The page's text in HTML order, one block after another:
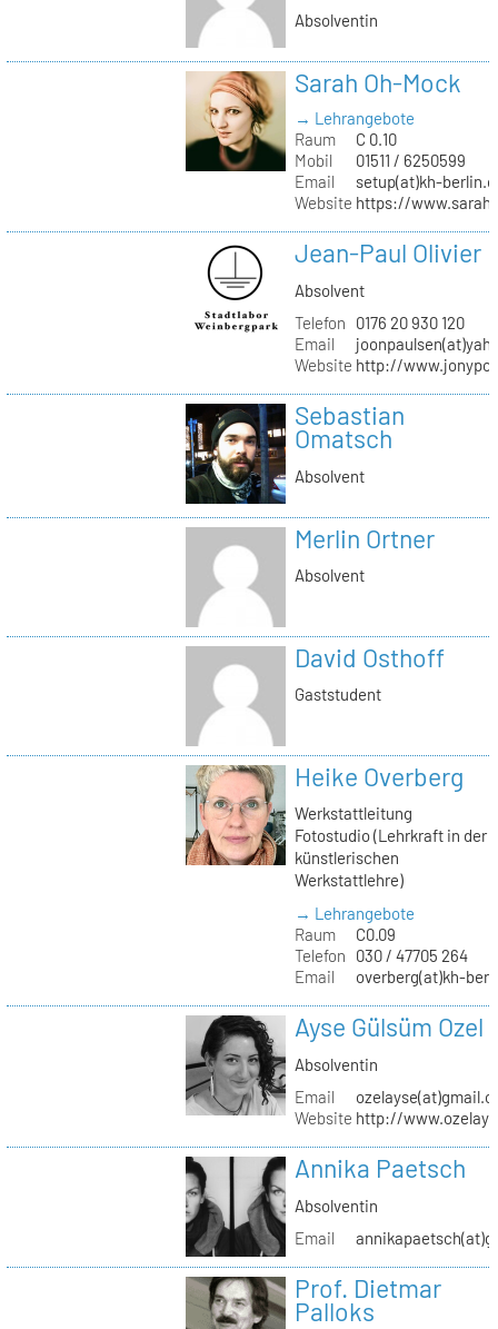
Absolventin
Sarah Oh-Mock
→ Lehrangebote
Raum
C 0.10
Mobil
01511 / 6250599
Email
setup(at)kh-
Website https://
Jean-Paul Olivier
Absolvent
Telefon
0176 20 930 120
Email
Website http://
Sebastian
Omatsch
Absolvent
Merlin Ortner
Absolvent
David Osthoff
Gaststudent
Heike Overberg
Werkstattleitung
Fotostudio (Lehrkraft in der
künstlerischen
Werkstattlehre)
→ Lehrangebote
Raum
C0.09
Telefon
030 / 47705 264
Email
overberg(at)kh-
Ayse Gülsüm Ozel
Absolventin
Email
Website http://
Annika Paetsch
Absolventin
Email
Prof. Dietmar
Palloks